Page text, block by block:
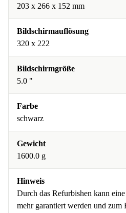
203 x 266 x 152 mm
Bildschirmauflösung
320 x 222
Bildschirmgröße
5.0 "
Farbe
schwarz
Gewicht
1600.0 g
Hinweis
Durch das Refurbishen kann
mehr garantiert werden und zum